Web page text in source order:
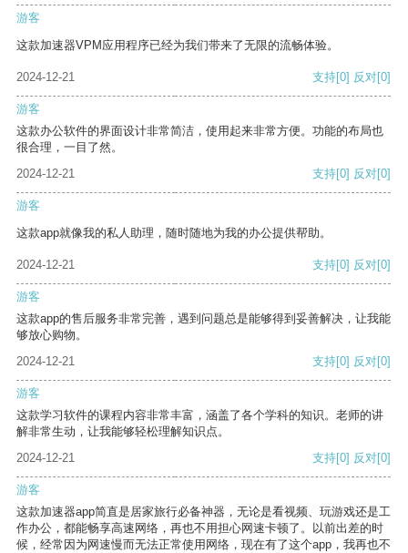
游客
这款加速器VPM应用程序已经为我们带来了无限的流畅体验。
2024-12-21 支持[0] 反对[0]
游客
这款办公软件的界面设计非常简洁，使用起来非常方便。功能的布局也
很合理，一目了然。
2024-12-21
支持[0] 反对[0]
游客
这款app就像我的私人助理，随时随地为我的办公提供帮助。
2024-12-21 支持[0] 反对[0]
游客
这款app的售后服务非常完善，遇到问题总是能够得到妥善解决，让我能
够放心购物。
2024-12-21
支持[0] 反对[0]
游客
这款学习软件的课程内容非常丰富，涵盖了各个学科的知识。老师的讲
解非常生动，让我能够轻松理解知识点。
2024-12-21
支持[0] 反对[0]
游客
这款加速器app简直是居家旅行必备神器，无论是看视频、玩游戏还是工
作办公，都能畅享高速网络，再也不用担心网速卡顿了。以前出差的时
候，经常因为网速慢而无法正常使用网络，现在有了这个app，我再也不